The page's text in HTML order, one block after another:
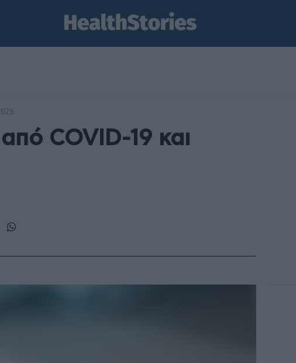
COVID-19 και